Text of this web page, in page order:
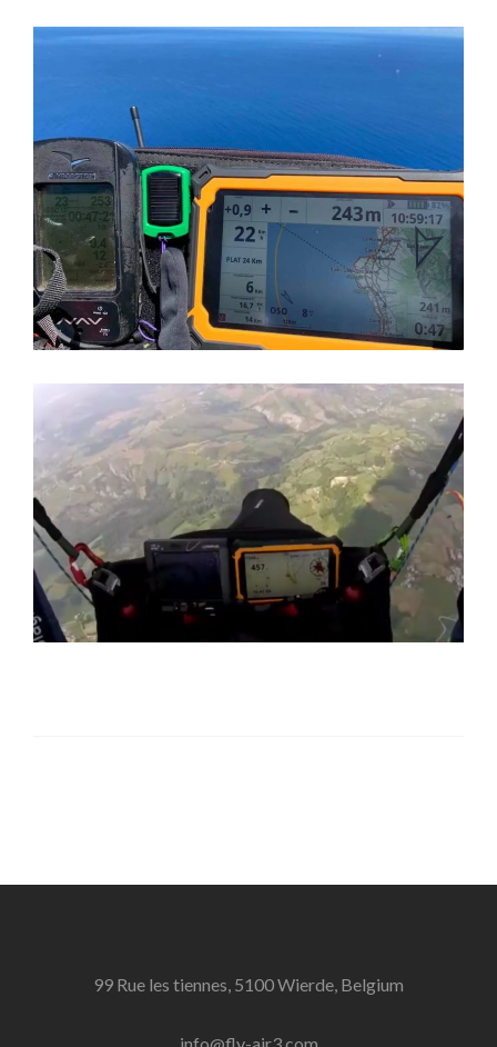
99 Rue les tiennes, 5100 Wierde, Belgium
info@fly-air3.com